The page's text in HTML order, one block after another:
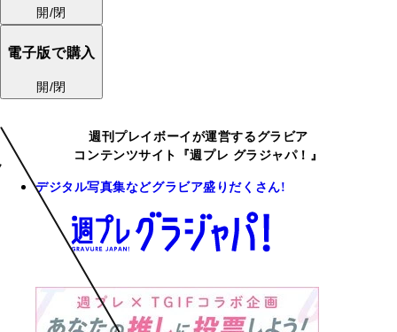
開/閉
電子版で購入
開/閉
週刊プレイボーイが運営するグラビア
コンテンツサイト『週プレ グラジャパ！』
デジタル写真集などグラビア盛りだくさん!